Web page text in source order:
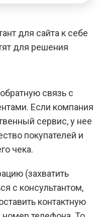
для сайта к себе
для решения
связь с
Если компания
сервис, у нее
покупателей и
чека.
(захватить
с консультантом,
контактную